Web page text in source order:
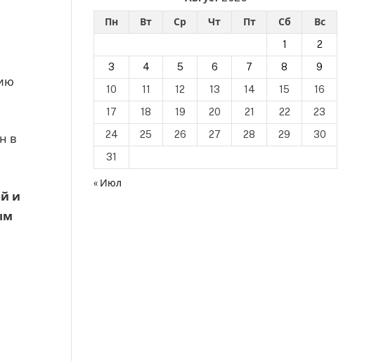
в
и
Пн Вт Ср Чт Пт Сб
Вс
1
2
3
4 5 6 7 8
9
10
11 12 13 14 15
16
17
18 19 20 21 22
23
24
25 26 27 28 29
30
31
« Июл